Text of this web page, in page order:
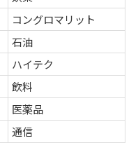
コングロマリット
石油
ハイテク
飲料
医薬品
通信